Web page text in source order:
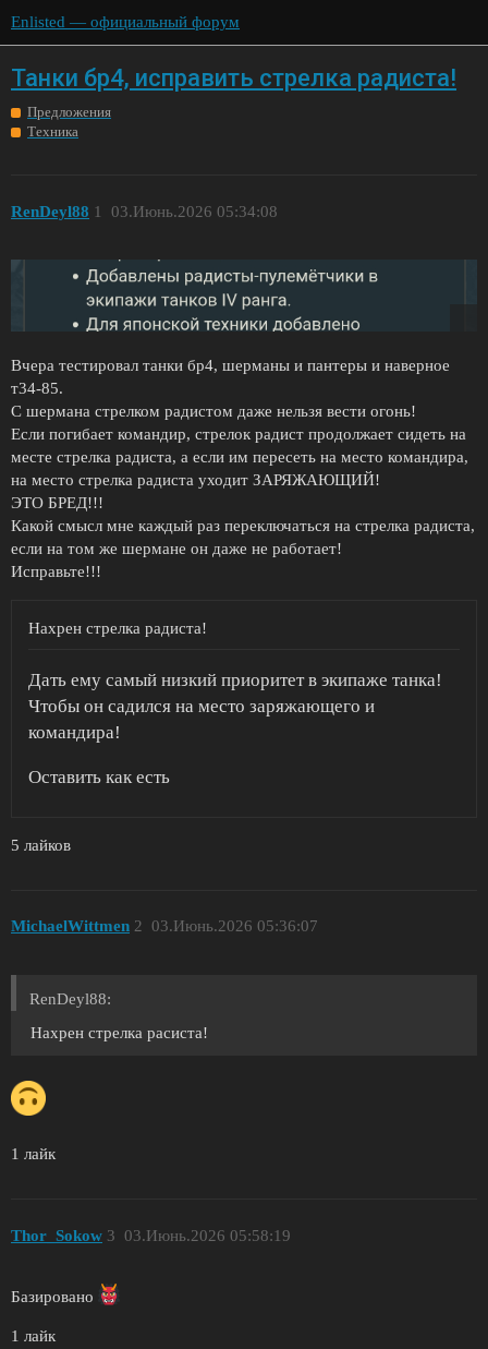
Enlisted — официальный форум
Танки бр4, исправить стрелка радиста!
Предложения
Техника
RenDeyl88 03.Июнь.2026 05:34:08
1
Вчера тестировал танки бр4, шерманы и пантеры и наверное
т34-85.
С шермана стрелком радистом даже нельзя вести огонь!
Если погибает командир, стрелок радист продолжает сидеть на
месте стрелка радиста, а если им пересеть на место командира,
на место стрелка радиста уходит ЗАРЯЖАЮЩИЙ!
ЭТО БРЕД!!!
Какой смысл мне каждый раз переключаться на стрелка радиста,
если на том же шермане он даже не работает!
Исправьте!!!
Нахрен стрелка радиста!
Дать ему самый низкий приоритет в экипаже танка!
Чтобы он садился на место заряжающего и
командира!
Оставить как есть
5 лайков
MichaelWittmen 03.Июнь.2026 05:36:07
2
RenDeyl88:
Нахрен стрелка расиста!
1 лайк
Thor_Sokow 03.Июнь.2026 05:58:19
3
Базировано
1 лайк